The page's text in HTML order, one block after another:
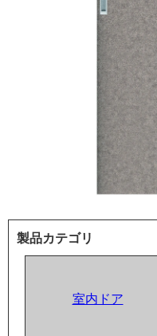
製品カテゴリ
室内ドア